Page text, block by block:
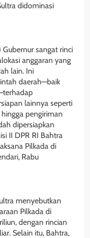
didominasi
sangat rinci
anggaran yang
lain. Ini
daerah—baik
lainnya seperti
pengiriman
dipersiapkan
II DPR RI Bahtra
Pilkada di
Rabu
menyebutkan
Pilkada di
dengan rincian
Selain itu, Bahtra,